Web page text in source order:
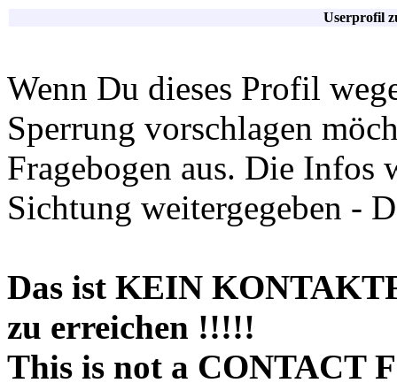
Userprofil
Wenn Du dieses Profil
Sperrung vorschlagen
Fragebogen aus. Die Infos
Sichtung weitergegeben -
Das ist KEIN
zu erreichen !!!!!
This is not a CONTACT